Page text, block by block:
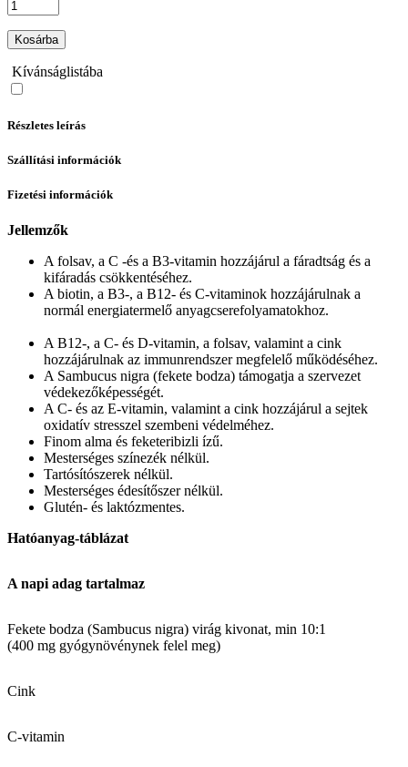
Kosárba
Kívánságlistába
Részletes leírás
Szállítási információk
Fizetési információk
Jellemzők
A folsav, a C -és a B3-vitamin hozzájárul a fáradtság és a
kifáradás csökkentéséhez.
A biotin, a B3-, a B12- és C-vitaminok hozzájárulnak a
normál energiatermelő anyagcserefolyamatokhoz.
A B12-, a C- és D-vitamin, a folsav, valamint a cink
hozzájárulnak az immunrendszer megfelelő működéséhez.
A Sambucus nigra (fekete bodza) támogatja a szervezet
védekezőképességét.
A C- és az E-vitamin, valamint a cink hozzájárul a sejtek
oxidatív stresszel szembeni védelméhez.
Finom alma és feketeribizli ízű.
Mesterséges színezék nélkül.
Tartósítószerek nélkül.
Mesterséges édesítőszer nélkül.
Glutén- és laktózmentes.
Hatóanyag-táblázat
A napi adag tartalmaz
Fekete bodza (Sambucus nigra) virág kivonat, min 10:1
(400 mg gyógynövénynek felel meg)
Cink
C-vitamin